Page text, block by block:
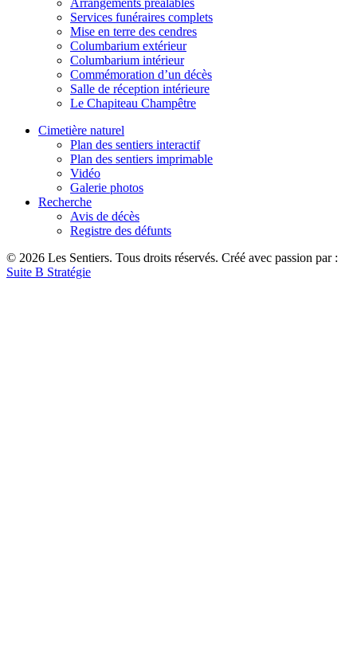
Services funéraires complets
Mise en terre des cendres
Columbarium extérieur
Columbarium intérieur
Commémoration d’un décès
Salle de réception intérieure
Le Chapiteau Champêtre
Cimetière naturel
Plan des sentiers interactif
Plan des sentiers imprimable
Vidéo
Galerie photos
Recherche
Avis de décès
Registre des défunts
© 2026 Les Sentiers. Tous droits réservés. Créé avec passion par :
Suite B Stratégie